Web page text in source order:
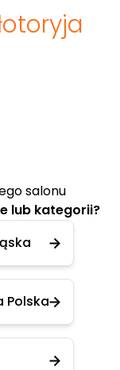
salonu
lub kategorii?
Polska